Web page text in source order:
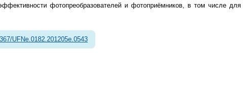
фотопреобразователей и фотоприёмников, в том числе для
UFNe.0182.201205e.0543